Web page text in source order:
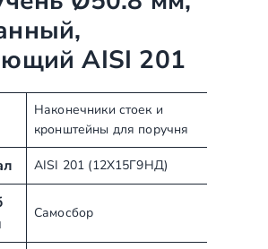
AISI 201
Наконечники стоек и
кронштейны для поручня
AISI 201 (12Х15Г9НД)
Самосбор